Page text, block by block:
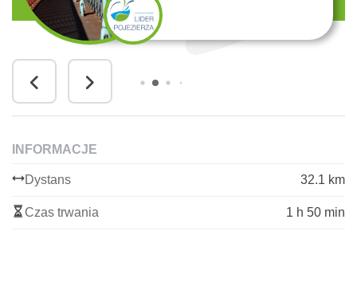
INFORMACJE
Dystans 32.1 km
Czas trwania 1 h 50 min